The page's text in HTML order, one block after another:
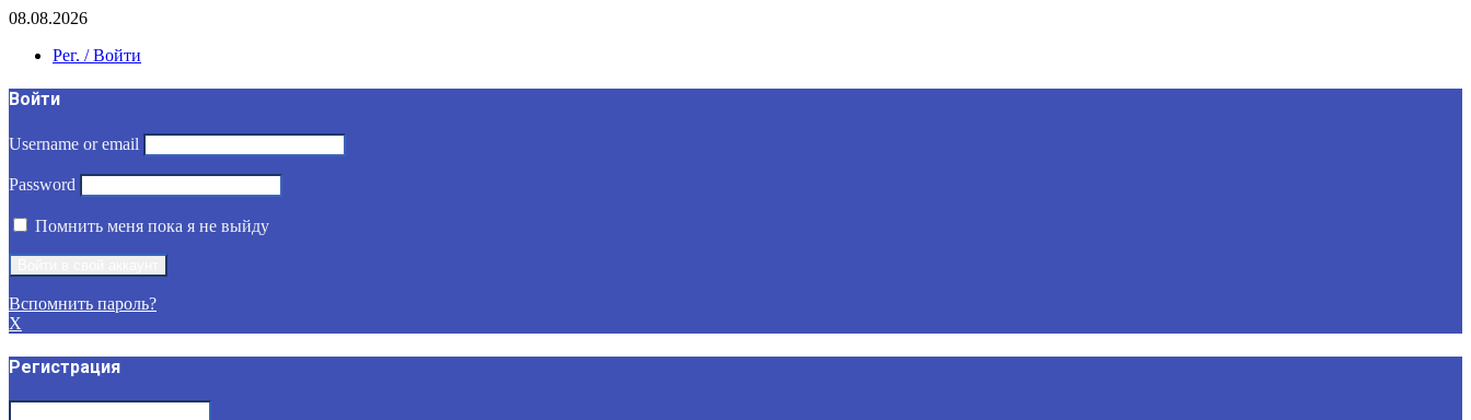
08.08.2026
Рег. / Войти
Войти
Username or email
Password
Помнить меня пока я не выйду
Вспомнить пароль?
X
Регистрация